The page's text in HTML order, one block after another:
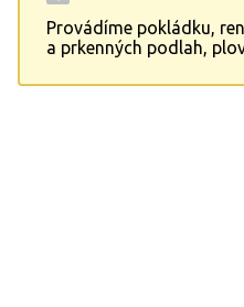
Provádíme pokládku,
a prkenných podlah,
Provádíme též